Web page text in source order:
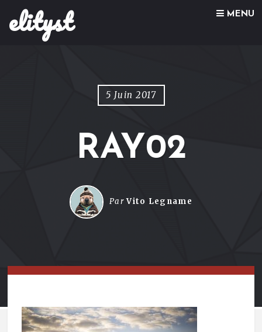
elityst MENU
Skip to content
5 Juin 2017
RAY02
ParVito Legname